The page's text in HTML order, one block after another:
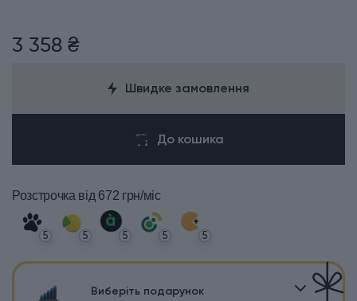
3 358 ₴
Швидке замовлення
До кошика
Розстрочка від 672 грн/міс
5 5 5 5 5
Виберіть подарунок